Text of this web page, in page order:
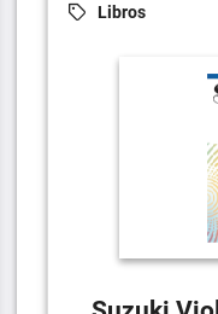
Libros